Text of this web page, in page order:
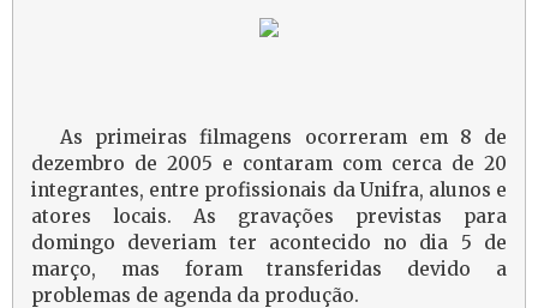
As primeiras filmagens ocorreram em 8 de
dezembro de 2005 e contaram com cerca de 20
integrantes, entre profissionais da Unifra, alunos e
atores locais. As gravações previstas para
domingo deveriam ter acontecido no dia 5 de
março, mas foram transferidas devido a
problemas de agenda da produção.